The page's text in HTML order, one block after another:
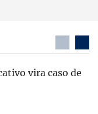
vira caso de